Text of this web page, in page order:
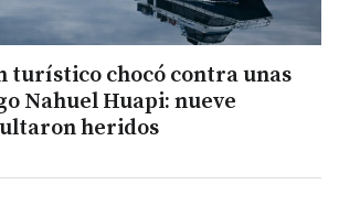
turístico chocó contra unas
Nahuel Huapi: nueve
heridos